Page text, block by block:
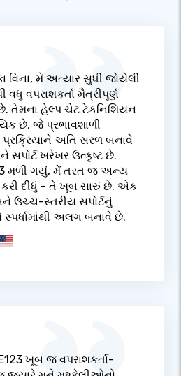
વિના, મેં અત્યાર સુધી જોયેલી
વપરાશકર્તા મૈત્રીપૂર્ણ
તેમના હેલ્પ ચેટ ટેકનિશિયન
છે, જે પ્રભાવશાળી
પ્રક્રિયાને અતિ સરળ બનાવે
ખરેખર ઉત્કૃષ્ટ છે.
મળી ગયું, મેં તરત જ અન્ય
કરી દીધું - તે ખૂબ સારું છે. એક
ઉચ્ચ-સ્તરીય સપોર્ટનું
અલગ બનાવે છે.
ખૂબ જ વપરાશકર્તા-